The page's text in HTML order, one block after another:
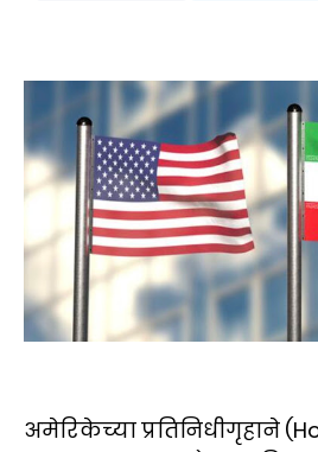
अमेरिकेच्या प्रतिनिधीगृहाने